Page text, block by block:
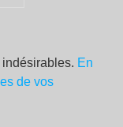
En
de vos